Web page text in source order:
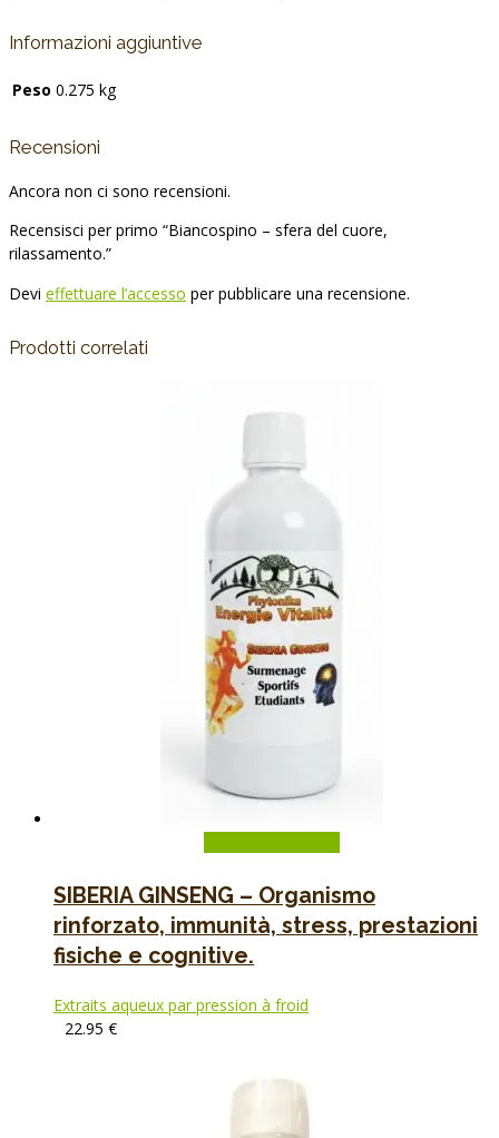
Informazioni aggiuntive
Peso 0.275 kg
Recensioni
Ancora non ci sono recensioni.
Recensisci per primo “Biancospino – sfera del cuore,
rilassamento.”
Devi effettuare l’accesso per pubblicare una recensione.
Prodotti correlati
SIBERIA GINSENG – Organismo
rinforzato, immunità, stress, prestazioni
fisiche e cognitive.
Extraits aqueux par pression à froid
22.95 €